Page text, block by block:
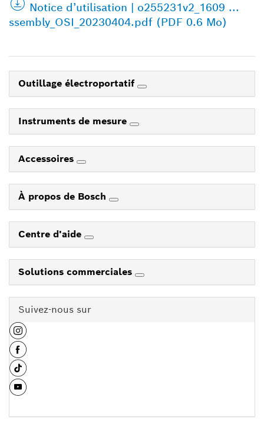
Notice d’utilisation | o255231v2_1609 ...
ssembly_OSI_20230404.pdf (PDF 0.6 Mo)
Outillage électroportatif
Instruments de mesure
Accessoires
À propos de Bosch
Centre d'aide
Solutions commerciales
Suivez-nous sur